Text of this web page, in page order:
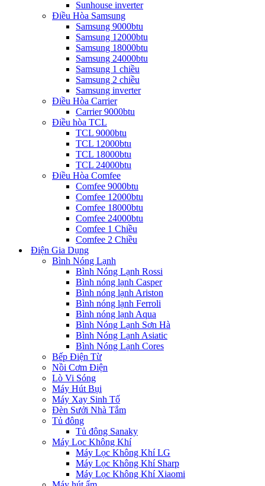
Sunhouse inverter
Điều Hòa Samsung
Samsung 9000btu
Samsung 12000btu
Samsung 18000btu
Samsung 24000btu
Samsung 1 chiều
Samsung 2 chiều
Samsung inverter
Điều Hòa Carrier
Carrier 9000btu
Điều hòa TCL
TCL 9000btu
TCL 12000btu
TCL 18000btu
TCL 24000btu
Điều Hòa Comfee
Comfee 9000btu
Comfee 12000btu
Comfee 18000btu
Comfee 24000btu
Comfee 1 Chiều
Comfee 2 Chiều
Điện Gia Dụng
Bình Nóng Lạnh
Bình Nóng Lạnh Rossi
Bình nóng lạnh Casper
Bình nóng lạnh Ariston
Bình nóng lạnh Ferroli
Bình nóng lạnh Aqua
Bình Nóng Lạnh Sơn Hà
Bình Nóng Lạnh Asiatic
Bình Nóng Lạnh Cores
Bếp Điện Từ
Nồi Cơm Điện
Lò Vi Sóng
Máy Hút Bụi
Máy Xay Sinh Tố
Đèn Sưởi Nhà Tắm
Tủ đông
Tủ đông Sanaky
Máy Lọc Không Khí
Máy Lọc Không Khí LG
Máy Lọc Không Khí Sharp
Máy Lọc Không Khí Xiaomi